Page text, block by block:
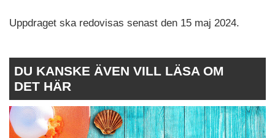
Uppdraget ska redovisas senast den 15 maj 2024.
DU KANSKE ÄVEN VILL LÄSA OM
DET HÄR